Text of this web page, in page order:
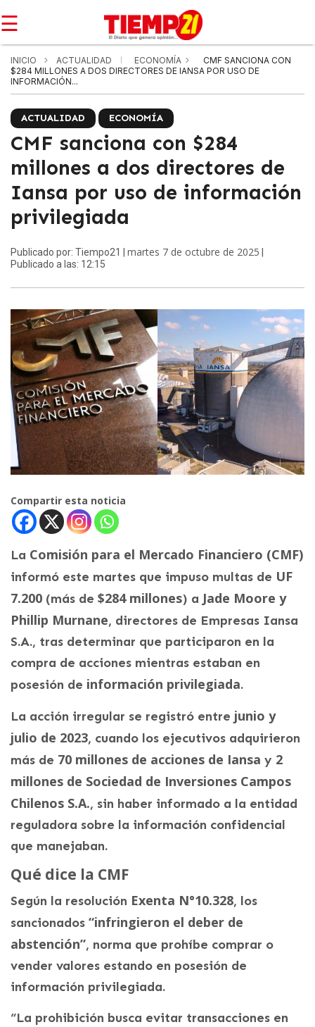
☰
INICIO ACTUALIDAD ECONOMÍA
CMF SANCIONA CON
$284 MILLONES A DOS DIRECTORES DE IANSA POR USO DE
INFORMACIÓN...
ACTUALIDAD ECONOMÍA
CMF sanciona con $284
millones a dos directores de
Iansa por uso de información
privilegiada
Publicado por: Tiempo21 | martes 7 de octubre de 2025
Publicado a las: 12:15
Compartir esta noticia
La Comisión para el Mercado Financiero (CMF)
informó este martes que impuso multas de UF
7.200 (más de $284 millones) a Jade Moore y
Phillip Murnane, directores de Empresas Iansa
S.A., tras determinar que participaron en la
compra de acciones mientras estaban en
posesión de información privilegiada.
La acción irregular se registró entre junio y
julio de 2023, cuando los ejecutivos adquirieron
más de 70 millones de acciones de Iansa y 2
millones de Sociedad de Inversiones Campos
Chilenos S.A., sin haber informado a la entidad
reguladora sobre la información confidencial
que manejaban.
Qué dice la CMF
Según la resolución Exenta N°10.328, los
sancionados “infringieron el deber de
abstención”, norma que prohíbe comprar o
vender valores estando en posesión de
información privilegiada.
“La prohibición busca evitar transacciones en